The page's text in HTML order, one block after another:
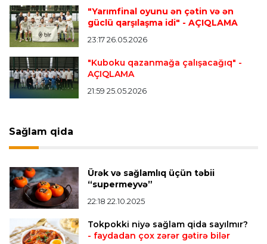
"Qalatasaray" Leaunun alternativini "Arsenal"da
tapdı
Offside 23:04 06.08.2026
Çimərlik voleybolu üzrə ölkə çempionatında
finalçılar müəyyənləşdi
Konfrans liqası
"Qarabağ" "Dinamo"ya minimal hesabla uduzdu
Bütün xəbərlər >>>
"Yarımfinal oyunu ən çətin və ən
güclü qarşılaşma idi" - AÇIQLAMA
23:17 26.05.2026
"Kuboku qazanmağa çalışacağıq" -
AÇIQLAMA
21:59 25.05.2026
Sağlam qida
Ürək və sağlamlıq üçün təbii
“supermeyvə”
22:18 22.10.2025
Tokpokki niyə sağlam qida sayılmır?
- faydadan çox zərər gətirə bilər